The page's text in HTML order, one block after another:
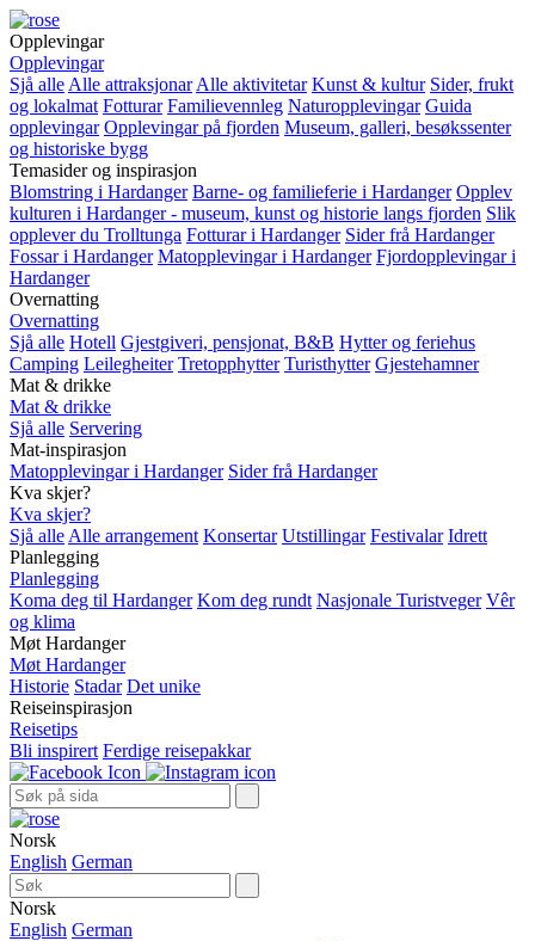
Opplevingar
Opplevingar
Sjå alle Alle attraksjonar Alle aktivitetar Kunst & kultur Sider, frukt
og lokalmat Fotturar Familievennleg Naturopplevingar Guida
opplevingar Opplevingar på fjorden Museum, galleri, besøkssenter
og historiske bygg
Temasider og inspirasjon
Blomstring i Hardanger Barne- og familieferie i Hardanger Opplev
kulturen i Hardanger - museum, kunst og historie langs fjorden Slik
opplever du Trolltunga Fotturar i Hardanger Sider frå Hardanger
Fossar i Hardanger Matopplevingar i Hardanger Fjordopplevingar i
Hardanger
Overnatting
Overnatting
Sjå alle Hotell Gjestgiveri, pensjonat, B&B Hytter og feriehus
Camping Leilegheiter Tretopphytter Turisthytter Gjestehamner
Mat & drikke
Mat & drikke
Sjå alle Servering
Mat-inspirasjon
Matopplevingar i Hardanger Sider frå Hardanger
Kva skjer?
Kva skjer?
Sjå alle Alle arrangement Konsertar Utstillingar Festivalar Idrett
Planlegging
Planlegging
Koma deg til Hardanger Kom deg rundt Nasjonale Turistveger Vêr
og klima
Møt Hardanger
Møt Hardanger
Historie Stadar Det unike
Reiseinspirasjon
Reisetips
Bli inspirert Ferdige reisepakkar
Norsk
English German
Norsk
English German